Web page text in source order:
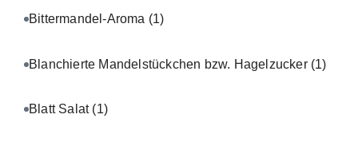
Bittermandel-Aroma (1)
Blanchierte Mandelstückchen bzw. Hagelzucker (1)
Blatt Salat (1)